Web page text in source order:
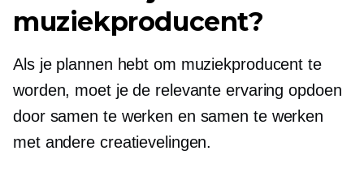
muziekproducent?
Als je plannen hebt om muziekproducent te
worden, moet je de relevante ervaring opdoen
door samen te werken en samen te werken
met andere creatievelingen.